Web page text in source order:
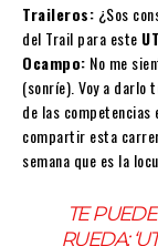
Traileros: ¿Sos
del Trail para este
Ocampo: No me
(sonríe). Voy a darlo
de las
compartir esta
semana que es la
TE
RUEDA: